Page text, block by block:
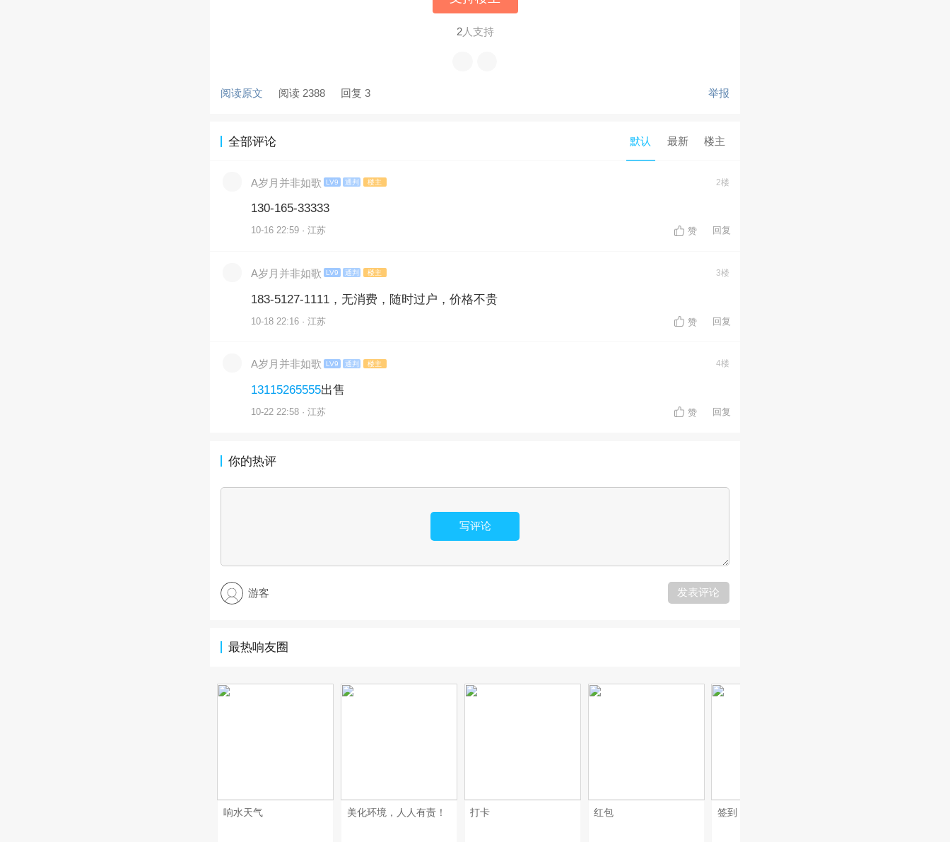
2人支持
阅读原文 阅读 2388 回复 3 举报
全部评论 默认 最新 楼主
A岁月并非如歌 LV9 通判 楼主 2楼
130-165-33333
10-16 22:59 · 江苏 赞 回复
A岁月并非如歌 LV9 通判 楼主 3楼
183-5127-1111，无消费，随时过户，价格不贵
10-18 22:16 · 江苏 赞 回复
A岁月并非如歌 LV9 通判 楼主 4楼
13115265555出售
10-22 22:58 · 江苏 赞 回复
你的热评
写评论
游客 发表评论
最热响友圈
响水天气 美化环境，人人有责！ 打卡 红包 签到